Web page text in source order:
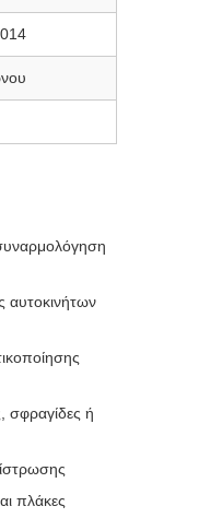
αυτοκινήτων
σφραγίδες ή
πλάκες